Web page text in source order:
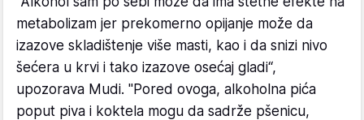
metabolizam jer prekomerno opijanje može da
izazove skladištenje više masti, kao i da snizi nivo
šećera u krvi i tako izazove osećaj gladi“,
upozorava Mudi. "Pored ovoga, alkoholna pića
poput piva i koktela mogu da sadrže pšenicu,